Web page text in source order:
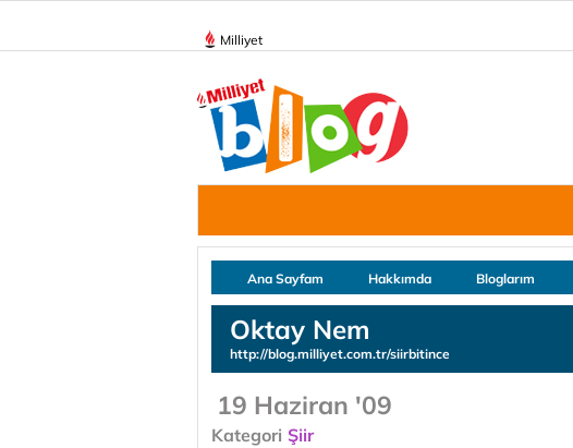
Milliyet
Ana Sayfam Hakkımda Bloglarım
Oktay Nem
http://blog.milliyet.com.tr/siirbitince
19 Haziran '09
Kategori Şiir